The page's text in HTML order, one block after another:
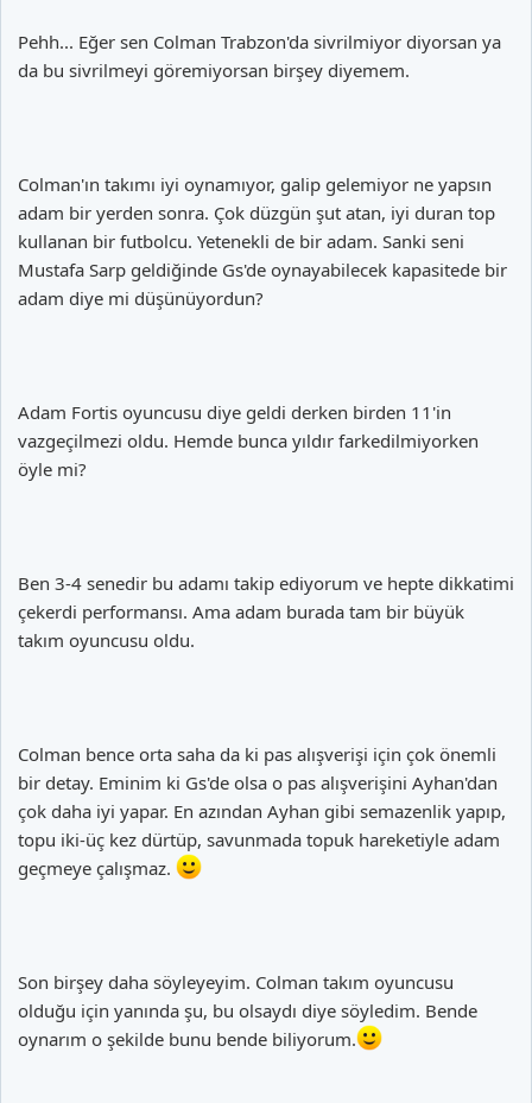
Pehh... Eğer sen Colman Trabzon'da sivrilmiyor diyorsan ya
da bu sivrilmeyi göremiyorsan birşey diyemem.
Colman'ın takımı iyi oynamıyor, galip gelemiyor ne yapsın
adam bir yerden sonra. Çok düzgün şut atan, iyi duran top
kullanan bir futbolcu. Yetenekli de bir adam. Sanki seni
Mustafa Sarp geldiğinde Gs'de oynayabilecek kapasitede bir
adam diye mi düşünüyordun?
Adam Fortis oyuncusu diye geldi derken birden 11'in
vazgeçilmezi oldu. Hemde bunca yıldır farkedilmiyorken
öyle mi?
Ben 3-4 senedir bu adamı takip ediyorum ve hepte dikkatimi
çekerdi performansı. Ama adam burada tam bir büyük
takım oyuncusu oldu.
Colman bence orta saha da ki pas alışverişi için çok önemli
bir detay. Eminim ki Gs'de olsa o pas alışverişini Ayhan'dan
çok daha iyi yapar. En azından Ayhan gibi semazenlik yapıp,
topu iki-üç kez dürtüp, savunmada topuk hareketiyle adam
geçmeye çalışmaz.
Son birşey daha söyleyeyim. Colman takım oyuncusu
olduğu için yanında şu, bu olsaydı diye söyledim. Bende
oynarım o şekilde bunu bende biliyorum.